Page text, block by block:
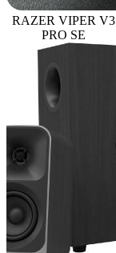
RAZER VIPER V3
PRO SE